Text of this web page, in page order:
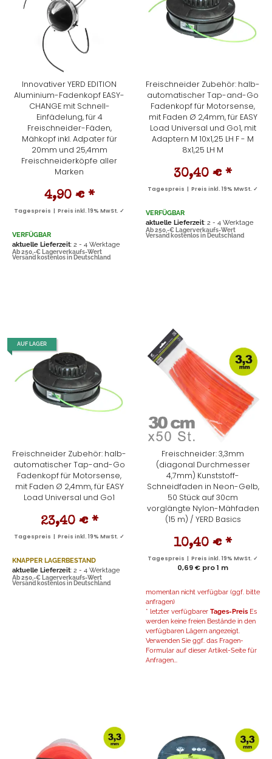
Innovativer YERD EDITION
Aluminium-Fadenkopf EASY-
CHANGE mit Schnell-
Einfädelung, für 4
Freischneider-Fäden,
Mähkopf inkl. Adpater für
20mm und 25,4mm
Freischneiderköpfe aller
Marken
4,90 € *
Tagespreis | Preis inkl. 19% MwSt. ✓
VERFÜGBAR
aktuelle Lieferzeit: 2 - 4 Werktage
Ab 250,-€ Lagerverkaufs-Wert
Versand kostenlos in Deutschland
Freischneider Zubehör: halb-
automatischer Tap-and-Go
Fadenkopf für Motorsense,
mit Faden Ø 2,4mm, für EASY
Load Universal und Go1, mit
Adaptern M 10x1,25 LH F - M
8x1,25 LH M
30,40 € *
Tagespreis | Preis inkl. 19% MwSt. ✓
VERFÜGBAR
aktuelle Lieferzeit: 2 - 4 Werktage
Ab 250,-€ Lagerverkaufs-Wert
Versand kostenlos in Deutschland
AUF LAGER
Freischneider Zubehör: halb-
automatischer Tap-and-Go
Fadenkopf für Motorsense,
mit Faden Ø 2,4mm, für EASY
Load Universal und Go1
23,40 € *
Tagespreis | Preis inkl. 19% MwSt. ✓
KNAPPER LAGERBESTAND
aktuelle Lieferzeit: 2 - 4 Werktage
Ab 250,-€ Lagerverkaufs-Wert
Versand kostenlos in Deutschland
Freischneider: 3,3mm
(diagonal Durchmesser
4,7mm) Kunststoff-
Schneidfaden in Neon-Gelb,
50 Stück auf 30cm
vorglängte Nylon-Mähfaden
(15 m) / YERD Basics
10,40 € *
Tagespreis | Preis inkl. 19% MwSt. ✓
0,69 € pro 1 m
momentan nicht verfügbar (ggf. bitte
anfragen)
* letzter verfügbarer Tages-Preis Es
werden keine freien Bestände in den
verfügbaren Lägern angezeigt.
Verwenden Sie ggf. das Fragen-
Formular auf dieser Artikel-Seite für
Anfragen...